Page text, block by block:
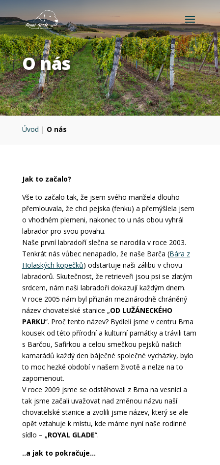
O nás
Úvod | O nás
Jak to začalo?
Vše to začalo tak, že jsem svého manžela dlouho
přemlouvala, že chci pejska (fenku) a přemýšlela jsem
o vhodném plemeni, nakonec to u nás obou vyhrál
labrador pro svou povahu.
Naše první labradoří slečna se narodila v roce 2003.
Tenkrát nás vůbec nenapadlo, že naše Barča (Bára z
Holaských kopečků) odstartuje naši zálibu v chovu
labradorů. Skutečnost, že retrieveři jsou psi se zlatým
srdcem, nám naši labradoři dokazují každým dnem.
V roce 2005 nám byl přiznán mezinárodně chráněný
název chovatelské stanice „OD LUŽÁNECKÉHO
PARKU“. Proč tento název? Bydleli jsme v centru Brna
kousek od této přírodní a kulturní památky a trávili tam
s Barčou, Safirkou a celou smečkou pejsků našich
kamarádů každý den báječné společné vycházky, bylo
to moc hezké období v našem životě a nelze na to
zapomenout.
V roce 2009 jsme se odstěhovali z Brna na vesnici a
tak jsme začali uvažovat nad změnou názvu naší
chovatelské stanice a zvolili jsme název, který se ale
opět vztahuje k místu, kde máme nyní naše rodinné
sídlo – „ROYAL GLADE“.
..a jak to pokračuje…